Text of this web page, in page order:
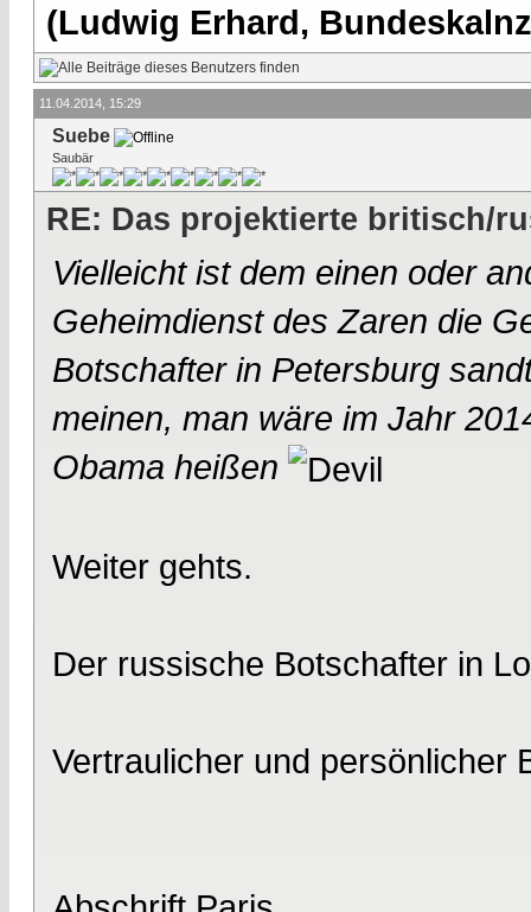
(Ludwig Erhard,
11.04.2014, 15:29
Suebe
Saubär
RE: Das projektierte britisch/
Vielleicht ist dem einen oder
Geheimdienst des Zaren die
Botschafter in Petersburg
meinen, man wäre im Jahr
Obama heißen
Weiter gehts.
Der russische Botschafter in
Vertraulicher und persönlicher